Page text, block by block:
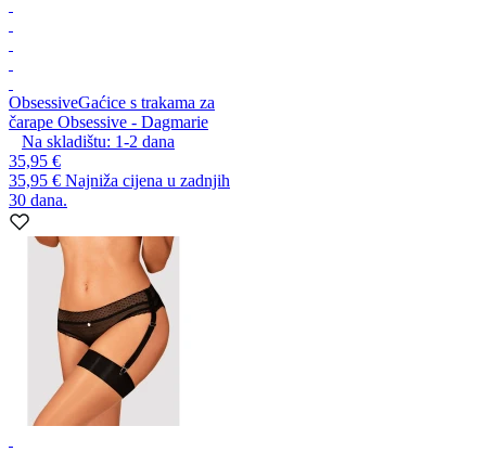
ObsessiveGaćice s trakama za
čarape Obsessive - Dagmarie
Na skladištu: 1-2 dana
35,95 €
35,95 € Najniža cijena u zadnjih
30 dana.